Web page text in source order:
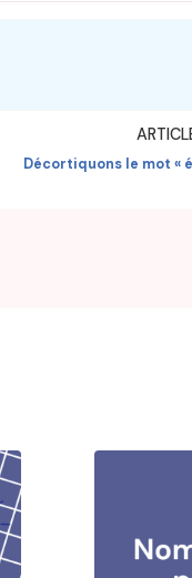
Décortiquons le mot «